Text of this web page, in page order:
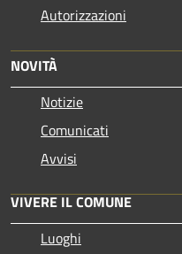
Autorizzazioni
NOVITÀ
Notizie
Comunicati
Avvisi
VIVERE IL COMUNE
Luoghi